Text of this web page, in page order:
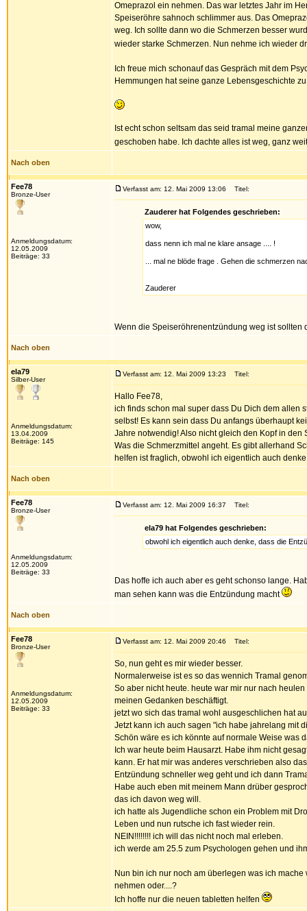
Omeprazol ein nehmen. Das war letztes Jahr im
Speiseröhre sahnoch schlimmer aus. Das
weg. Ich sollte dann wo die Schmerzen besser
wieder starke Schmerzen. Nun nehme ich wieder
Ich freue mich schonauf das Gespräch mit dem
Hemmungen hat seine ganze Lebensgeschichte
Ist echt schon seltsam das seid tramal meine
geschoben habe. Ich dachte alles ist weg, ganz
Nach oben
Fee78
Bronze-User
Anmeldungsdatum:
12.05.2009
Beiträge: 33
Verfasst am: 12. Mai 2009 13:06 Titel:
Zauderer hat Folgendes geschrieben:
wow,
dass nenn ich mal ne klare ansage .... !
... mal ne blöde frage . Gehen die schmerzen
Zauderer
Wenn die Speiseröhrenentzündung weg ist
Nach oben
ela79
Silber-User
Anmeldungsdatum:
13.04.2009
Beiträge: 145
Verfasst am: 12. Mai 2009 13:23 Titel:
Hallo Fee78,
ich finds schon mal super dass Du Dich dem allen
selbst! Es kann sein dass Du anfangs überhaupt
Jahre notwendig! Also nicht gleich den Kopf in
Was die Schmerzmittel angeht. Es gibt allerhand
helfen ist fraglich, obwohl ich eigentlich auch
Nach oben
Fee78
Bronze-User
Anmeldungsdatum:
12.05.2009
Beiträge: 33
Verfasst am: 12. Mai 2009 16:37 Titel:
ela79 hat Folgendes geschrieben:
obwohl ich eigentlich auch denke, dass die
Das hoffe ich auch aber es geht schonso lange.
man sehen kann was die Entzündung macht
Nach oben
Fee78
Bronze-User
Anmeldungsdatum:
12.05.2009
Beiträge: 33
Verfasst am: 12. Mai 2009 20:46 Titel:
So, nun geht es mir wieder besser.
Normalerweise ist es so das wennich Tramal
So aber nicht heute. heute war mir nur nach
meinen Gedanken beschäftigt.
jetzt wo sich das tramal wohl ausgeschlichen hat
Jetzt kann ich auch sagen "ich habe jahrelang mit
Schön wäre es ich könnte auf normale Weise was
Ich war heute beim Hausarzt. Habe ihm nicht
kann. Er hat mir was anderes verschrieben also
Entzündung schneller weg geht und ich dann
Habe auch eben mit meinem Mann drüber
das ich davon weg will.
ich hatte als Jugendliche schon ein Problem mit
Leben und nun rutsche ich fast wieder rein.
NEIN!!!!!!!! ich will das nicht noch mal erleben.
ich werde am 25.5 zum Psychologen gehen und
Nun bin ich nur noch am überlegen was ich
nehmen oder....?
Ich hoffe nur die neuen tabletten helfen